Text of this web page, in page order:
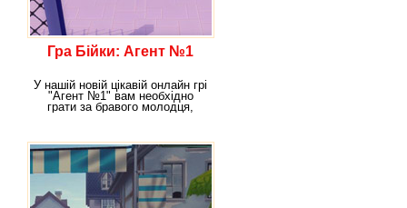
Гра Бійки: Агент №1
У нашій новій цікавій онлайн грі
"Агент №1" вам необхідно
грати за бравого молодця,